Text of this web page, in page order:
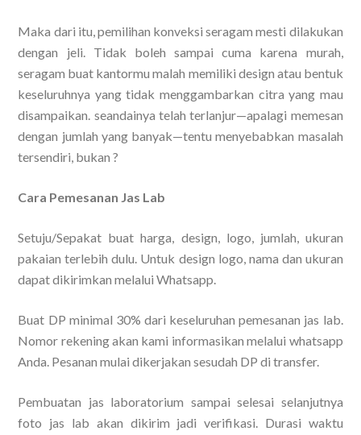
Maka dari itu, pemilihan konveksi seragam mesti dilakukan
dengan jeli. Tidak boleh sampai cuma karena murah,
seragam buat kantormu malah memiliki design atau bentuk
keseluruhnya yang tidak menggambarkan citra yang mau
disampaikan. seandainya telah terlanjur—apalagi memesan
dengan jumlah yang banyak—tentu menyebabkan masalah
tersendiri, bukan ?
Cara Pemesanan Jas Lab
Setuju/Sepakat buat harga, design, logo, jumlah, ukuran
pakaian terlebih dulu. Untuk design logo, nama dan ukuran
dapat dikirimkan melalui Whatsapp.
Buat DP minimal 30% dari keseluruhan pemesanan jas lab.
Nomor rekening akan kami informasikan melalui whatsapp
Anda. Pesanan mulai dikerjakan sesudah DP di transfer.
Pembuatan jas laboratorium sampai selesai selanjutnya
foto jas lab akan dikirim jadi verifikasi. Durasi waktu